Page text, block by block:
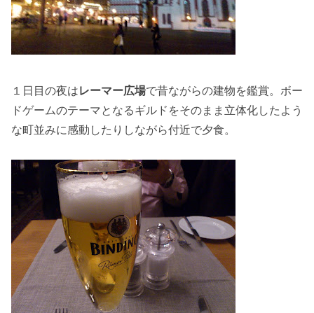
１日目の夜はレーマー広場で昔ながらの建物を鑑賞。ボー
ドゲームのテーマとなるギルドをそのまま立体化したよう
な町並みに感動したりしながら付近で夕食。